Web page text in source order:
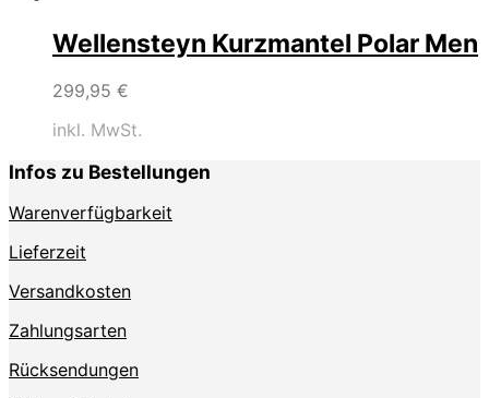
Wellensteyn Kurzmantel Polar Men
299,95 €
inkl. MwSt.
Infos zu Bestellungen
Warenverfügbarkeit
Lieferzeit
Versandkosten
Zahlungsarten
Rücksendungen